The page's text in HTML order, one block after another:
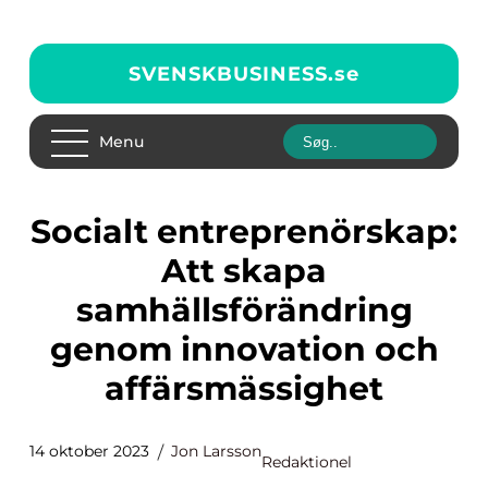
SVENSKBUSINESS.se
Menu
Socialt entreprenörskap:
Att skapa
samhällsförändring
genom innovation och
affärsmässighet
14 oktober 2023 Jon Larsson
Redaktionel